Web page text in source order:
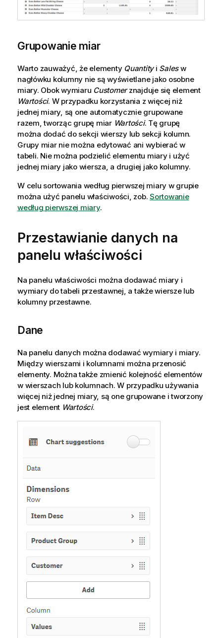
Grupowanie miar
Warto zauważyć, że elementy Quantityi Salesw
nagłówku kolumny nie są wyświetlane jako osobne
miary. Obok wymiaru Customerznajduje się element
Wartości. W przypadku korzystania z więcej niż
jednej miary, są one automatycznie grupowane
razem, tworząc grupę miar Wartości. Tę grupę
można dodać do sekcji wierszy lub sekcji kolumn.
Grupy miar nie można edytować ani wybierać w
tabeli. Nie można podzielić elementu miary i użyć
jednej miary jako wiersza, a drugiej jako kolumny.
W celu sortowania według pierwszej miary w grupie
można użyć panelu właściwości, zob. Sortowanie
według pierwszej miary.
Przestawianie danych na
panelu właściwości
Na panelu właściwości można dodawać miary i
wymiary do tabeli przestawnej, a także wiersze lub
kolumny przestawne.
Dane
Na panelu danych można dodawać wymiary i miary.
Między wierszami i kolumnami można przenosić
elementy. Można także zmienić kolejność elementów
w wierszach lub kolumnach. W przypadku używania
więcej niż jednej miary, są one grupowane i tworzony
jest element Wartości.